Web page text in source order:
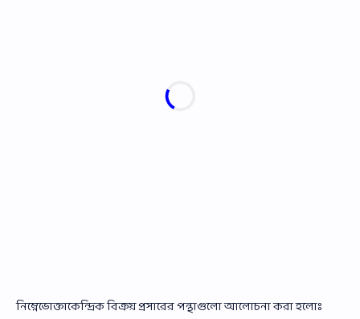
নিম্নেভোক্তাকেন্দ্রিক বিক্রয় প্রসারের পন্থাগুলো আলোচনা করা হলোঃ